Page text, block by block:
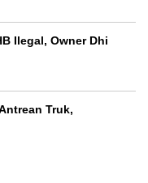
Ilegal, Owner Dhi
Truk,